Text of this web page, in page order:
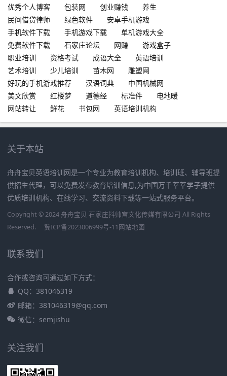
优秀个人博客
包装网 创业赚钱
养生
民间借贷律师
绿色软件
安卓手机游戏
手机软件下载
手机游戏下载
单机游戏大全
免费软件下载
石家庄论坛 网赚
游戏盒子
职业培训
资格考试 成语大全
英语培训
艺术培训
少儿培训 苗木网
雕塑网
好玩的手机游戏推荐
汉语词典
中国机械网
美文欣赏
红楼梦 道德经 标准件
电地暖
网站转让
鲜花 书包网 英语培训机构
关于本站
舟舟宝贝英语培训网是一个专业为教育培训机构、培训班、辅导班提
供招生代理，可以免费发布教育培训信息,为中国万千莘莘学子提供
优质培训机构、在线学习、交流资料下载等一站式服务平台。
Copyright © 2024 舟舟宝贝 石家庄抖帅宫文化传媒有限公司 All Rights
Reserved.
冀ICP备2023006999号-11网站地图
联系我们
合作或咨询可通过如下方式：
QQ：381046319
邮箱：381046319@qq.com
微信：semjishu
关注我们